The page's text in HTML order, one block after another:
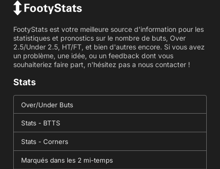
FootyStats est votre meilleure source d'information pour les
statistiques et pronostics sur le nombre de buts, Over
2.5/Under 2.5, HT/FT, et bien d'autres encore. Si vous avez
un problème, une idée, ou un feedback dont vous
souhaiteriez faire part, n'hésitez pas a nous contacter !
Stats
Over/Under Buts
Stats - BTTS
Stats - Corners
Marqués dans les 2 mi-temps